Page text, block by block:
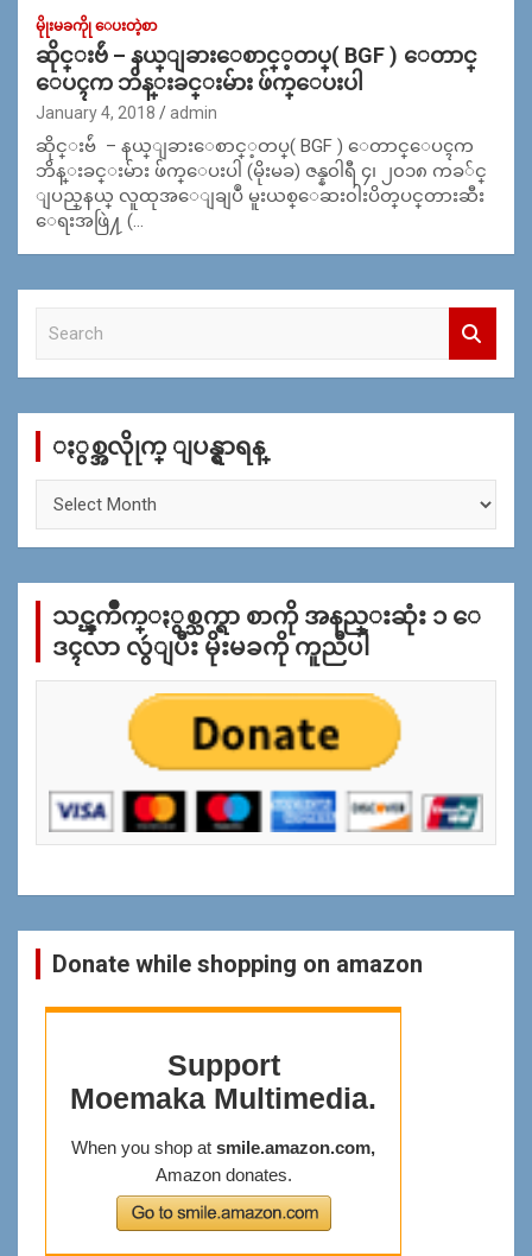
မိုုးမခကိုု ေပးတဲ့စာ
ဆိုင္းဗ်ဴ – နယ္​ျခား​ေစာင္​့တပ္​( BGF )​ ေတာင္​​
ေပၚက ဘိန္​းခင္​းမ်ား ဖ်က္ေပးပါ
January 4, 2018 admin
ဆိုင္းဗ်ဴ – နယ္​ျခား​ေစာင္​့တပ္​( BGF )​ ေတာင္​​ေပၚက
ဘိန္​းခင္​းမ်ား ဖ်က္ေပးပါ (မိုးမခ) ဇန္န၀ါရီ ၄၊ ၂၀၁၈ ကခ​်င္​
ျပည္​နယ္​ လူထုအ​ေျချပဳ မူးယစ္​​ေဆး၀ါးပိတ္​ပင္​တားဆီး​
ေရးအဖြဲ႔ (…
c
ႏွစ္အလိုုက္ ျပန္ရွာရန္
က္
န္
သင္ၾကိဳက္ႏွစ္သက္ရာ စာကို အနည္းဆုံး ၁ ေ
ဒၚလာ လွဴျပီး မိုးမခကို ကူညီပါ
Donate while shopping on amazon